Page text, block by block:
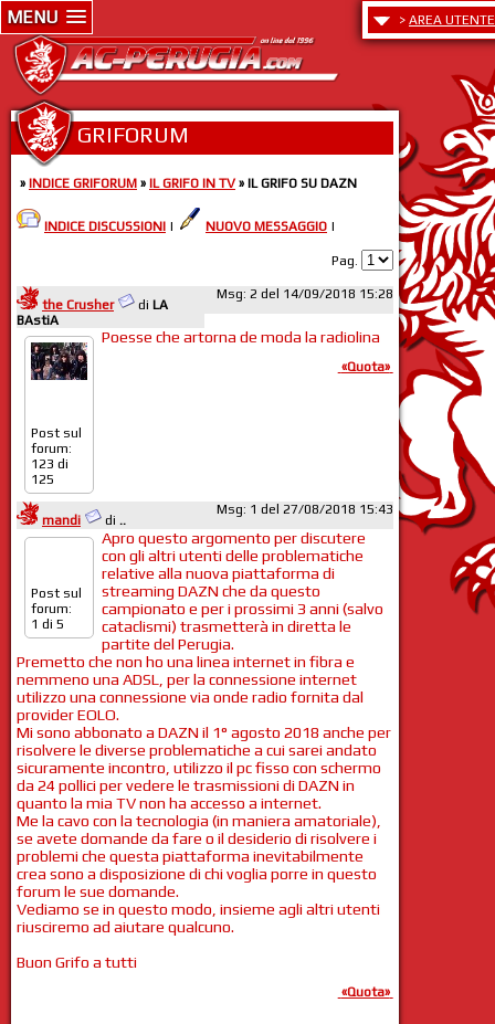
MENU > AREA UTENTE
GRIFORUM
» INDICE GRIFORUM » IL GRIFO IN TV » IL GRIFO SU DAZN
INDICE DISCUSSIONI | NUOVO MESSAGGIO |
Pag.
the Crusher di LA
BAstiA
Msg: 2 del 14/09/2018 15:28
Post sul
forum:
123 di
125
Poesse che artorna de moda la radiolina
«Quota»
mandi di ..
Msg: 1 del 27/08/2018 15:43
Post sul
forum:
1 di 5
Apro questo argomento per discutere
con gli altri utenti delle problematiche
relative alla nuova piattaforma di
streaming DAZN che da questo
campionato e per i prossimi 3 anni (salvo
cataclismi) trasmetterà in diretta le
partite del Perugia.
Premetto che non ho una linea internet in fibra e
nemmeno una ADSL, per la connessione internet
utilizzo una connessione via onde radio fornita dal
provider EOLO.
Mi sono abbonato a DAZN il 1° agosto 2018 anche per
risolvere le diverse problematiche a cui sarei andato
sicuramente incontro, utilizzo il pc fisso con schermo
da 24 pollici per vedere le trasmissioni di DAZN in
quanto la mia TV non ha accesso a internet.
Me la cavo con la tecnologia (in maniera amatoriale),
se avete domande da fare o il desiderio di risolvere i
problemi che questa piattaforma inevitabilmente
crea sono a disposizione di chi voglia porre in questo
forum le sue domande.
Vediamo se in questo modo, insieme agli altri utenti
riusciremo ad aiutare qualcuno.
Buon Grifo a tutti
«Quota»